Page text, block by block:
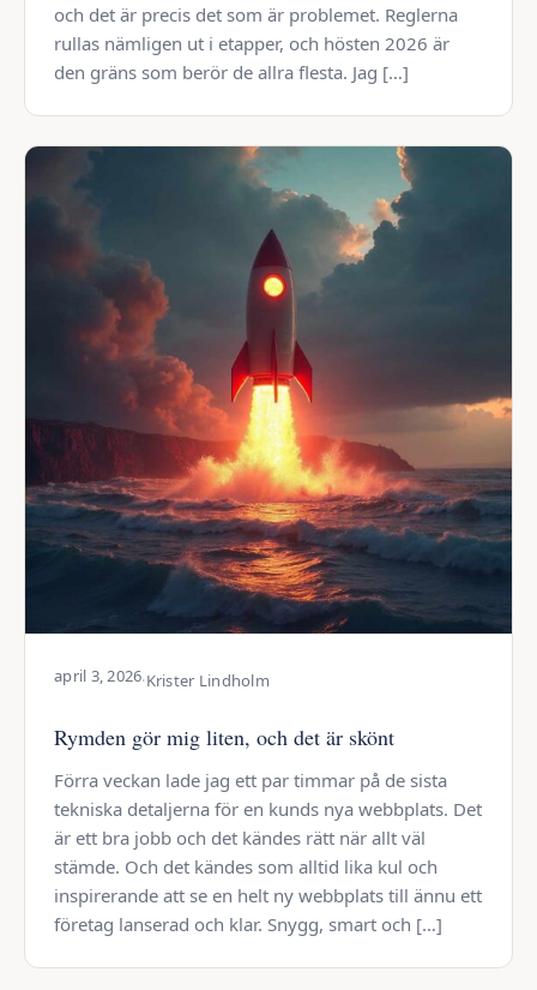
och det är precis det som är problemet. Reglerna
rullas nämligen ut i etapper, och hösten 2026 är
den gräns som berör de allra flesta. Jag […]
april 3, 2026·Krister Lindholm
Rymden gör mig liten, och det är skönt
Förra veckan lade jag ett par timmar på de sista
tekniska detaljerna för en kunds nya webbplats. Det
är ett bra jobb och det kändes rätt när allt väl
stämde. Och det kändes som alltid lika kul och
inspirerande att se en helt ny webbplats till ännu ett
företag lanserad och klar. Snygg, smart och […]